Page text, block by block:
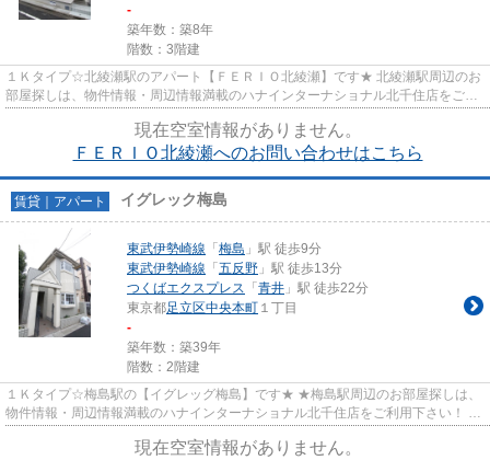
-
築年数：築8年
階数：3階建
１Ｋタイプ☆北綾瀬駅のアパート【ＦＥＲＩＯ北綾瀬】です★ 北綾瀬駅周辺のお
部屋探しは、物件情報・周辺情報満載のハナインターナショナル北千住店をご利
現在空室情報がありません。
ＦＥＲＩＯ北綾瀬へのお問い合わせはこちら
賃貸｜アパート イグレック梅島
東武伊勢崎線 「 梅島 」駅 徒歩9分
東武伊勢崎線 「 五反野 」駅 徒歩13分
つくばエクスプレス 「 青井 」駅 徒歩22分
東京都足立区中央本町 １丁目
-
築年数：築39年
階数：2階建
１Ｋタイプ☆梅島駅の【イグレッグ梅島】です★ ★梅島駅周辺のお部屋探しは、
物件情報・周辺情報満載のハナインターナショナル北千住店をご利用下さい！ 交
現在空室情報がありません。